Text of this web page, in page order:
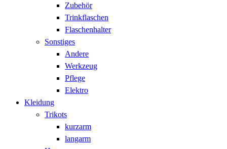
Zubehör
Trinkflaschen
Flaschenhalter
Sonstiges
Andere
Werkzeug
Pflege
Elektro
Kleidung
Trikots
kurzarm
langarm